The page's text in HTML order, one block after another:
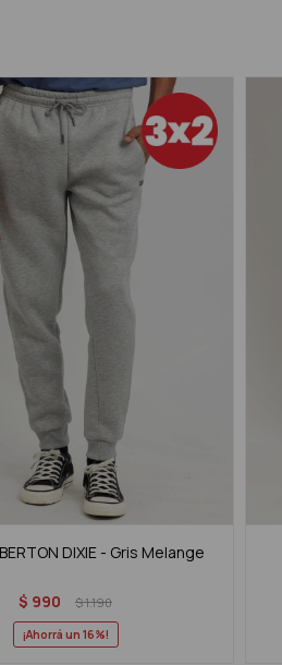
DIXIE - Gris Melange
$ 990 $1.190
16